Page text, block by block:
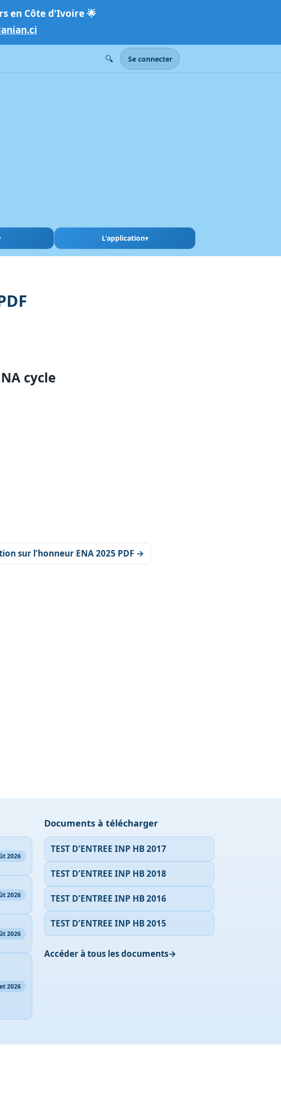
en Côte d'Ivoire🌟
🔍 Se connecter
L'application
cycle
sur l’honneur ENA 2025 PDF →
2026
2026
2026
2026
Documents à télécharger
TEST D’ENTREE INP HB 2017
TEST D’ENTREE INP HB 2018
TEST D’ENTREE INP HB 2016
TEST D’ENTREE INP HB 2015
Accéder à tous les documents